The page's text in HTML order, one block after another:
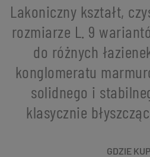
Lakoniczny kształt,
rozmiarze L. 9
do różnych
konglomeratu
solidnego i
klasycznie
GDZIE